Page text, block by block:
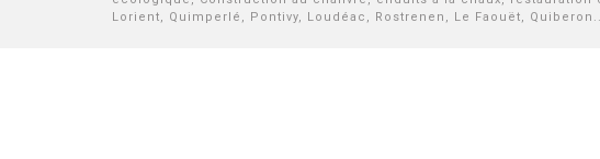
Lorient, Quimperlé, Pontivy, Loudéac, Rostrenen, Le Faouët,